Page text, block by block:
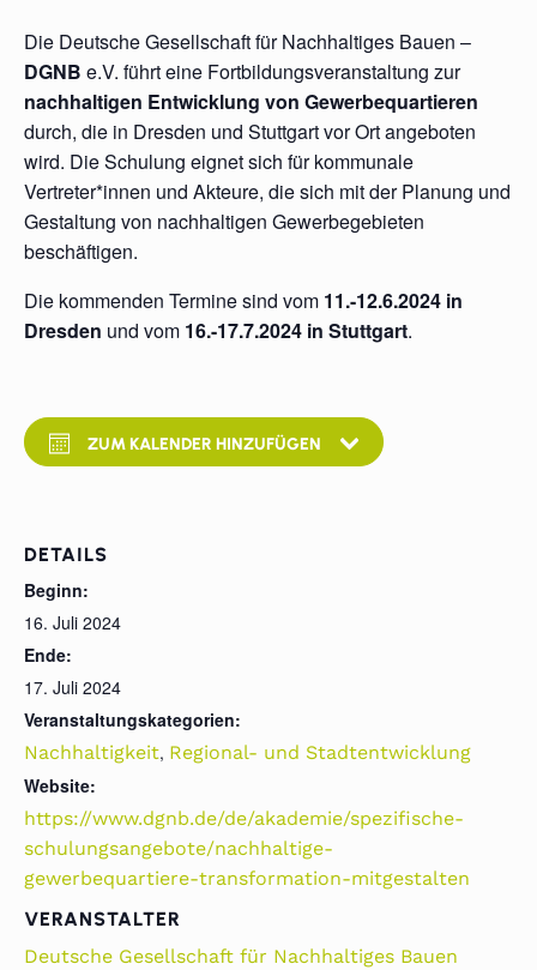
Die Deutsche Gesellschaft für Nachhaltiges Bauen –
DGNB e.V. führt eine Fortbildungsveranstaltung zur
nachhaltigen Entwicklung von Gewerbequartieren
durch, die in Dresden und Stuttgart vor Ort angeboten
wird. Die Schulung eignet sich für kommunale
Vertreter*innen und Akteure, die sich mit der Planung und
Gestaltung von nachhaltigen Gewerbegebieten
beschäftigen.
Die kommenden Termine sind vom 11.-12.6.2024 in
Dresden und vom 16.-17.7.2024 in Stuttgart.
ZUM KALENDER HINZUFÜGEN
DETAILS
Beginn:
16. Juli 2024
Ende:
17. Juli 2024
Veranstaltungskategorien:
Nachhaltigkeit, Regional- und Stadtentwicklung
Website:
https://www.dgnb.de/de/akademie/spezifische-
schulungsangebote/nachhaltige-
gewerbequartiere-transformation-mitgestalten
VERANSTALTER
Deutsche Gesellschaft für Nachhaltiges Bauen